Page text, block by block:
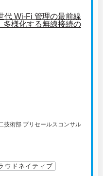
代 Wi-Fi 管理の最前線
多様化する無線接続の
技術部 プリセールスコンサル
ウドネイティブ